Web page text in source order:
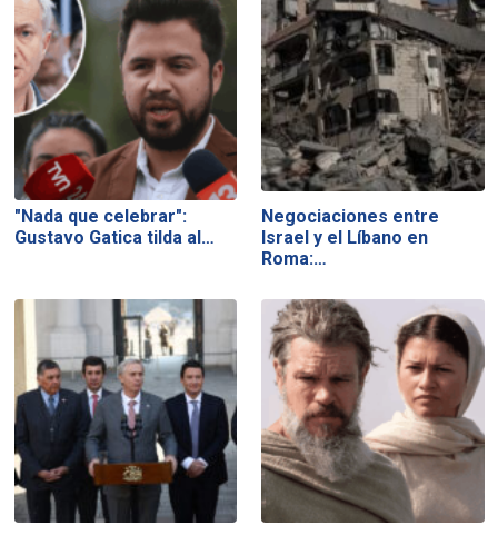
"Nada que celebrar":
Gustavo Gatica tilda al…
Negociaciones entre
Israel y el Líbano en
Roma:…